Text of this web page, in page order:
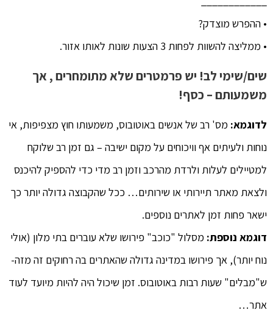
• ההפרש מוצדק?
• ממליצה להשוות לפחות 3 הצעות שונות לאותו אזור.
שים/שימי לב! יש פרמטרים שלא מתומחרים , אך
משמעותם – כסף!
לדוגמא: מס' רב של אנשים באוטובוס, משמעותו חוץ מצפיפות, אי
נוחות ולעיתים אף וויכוחים על מקום ישיבה – גם זמן רב שלוקח
למטיילים לעלות ולרדת מהרכב וזמן רב מדי כדי להספיק להיכנס
ולצאת מאתר תיירותי או שירותים… ככל שהקבוצה גדולה יותר כך
ישאר פחות זמן לאתרים נוספים.
דוגמא נוספת: מסלול "כוכב" פירושו שלא עוברים בתי מלון (אולי
נוח יותר), אך פירושו במדינה גדולה שהאתרים בה רחוקים זה מזה-
ש"מבלים" שעות רבות באוטובוס. זמן שיכול היה להיות מיועד לעוד
אתר…